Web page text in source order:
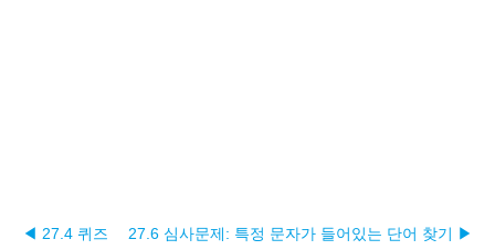
◀ 27.4 퀴즈 27.6 심사문제: 특정 문자가 들어있는 단어 찾기 ▶︎